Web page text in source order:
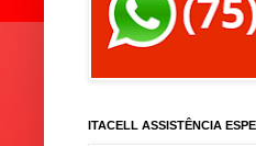
ITACELL ASSISTÊNCIA